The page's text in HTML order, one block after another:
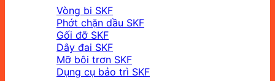
Vòng bi SKF
Phớt chặn dầu SKF
Gối đỡ SKF
Dây đai SKF
Mỡ bôi trơn SKF
Dụng cụ bảo trì SKF